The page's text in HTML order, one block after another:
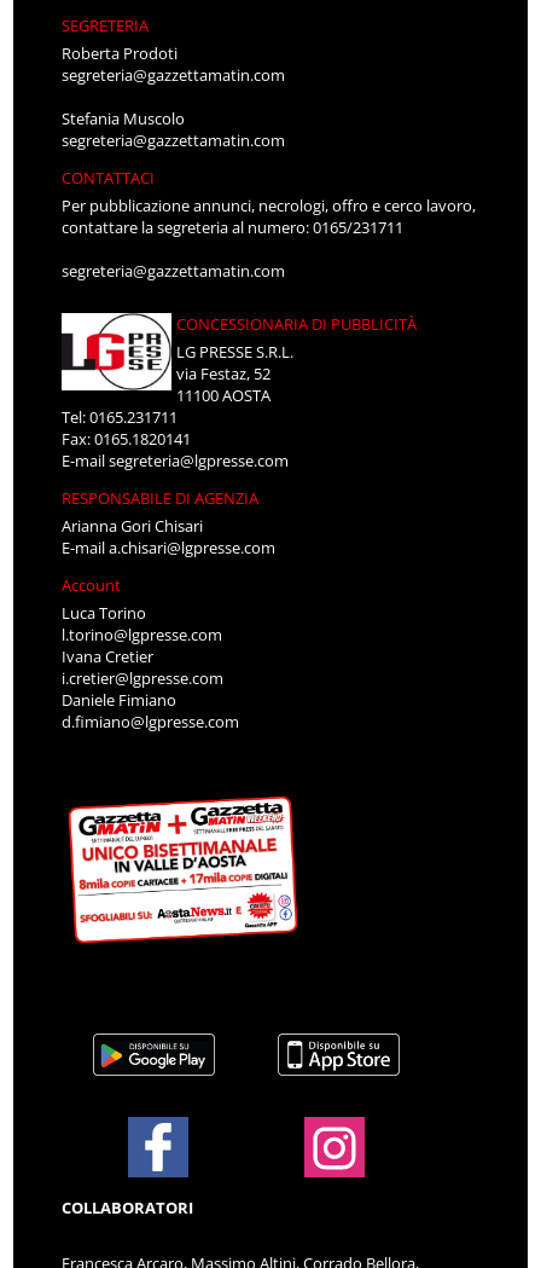
SEGRETERIA
Roberta Prodoti
segreteria@gazzettamatin.com
Stefania Muscolo
segreteria@gazzettamatin.com
CONTATTACI
Per pubblicazione annunci, necrologi, offro e cerco lavoro,
contattare la segreteria al numero: 0165/231711
segreteria@gazzettamatin.com
CONCESSIONARIA DI PUBBLICITÀ
LG PRESSE S.R.L.
via Festaz, 52
11100 AOSTA
Tel: 0165.231711
Fax: 0165.1820141
E-mailsegreteria@lgpresse.com
RESPONSABILE DI AGENZIA
Arianna Gori Chisari
E-maila.chisari@lgpresse.com
Account
Luca Torino
l.torino@lgpresse.com
Ivana Cretier
i.cretier@lgpresse.com
Daniele Fimiano
d.fimiano@lgpresse.com
COLLABORATORI
Francesca Arcaro, Massimo Altini, Corrado Bellora,